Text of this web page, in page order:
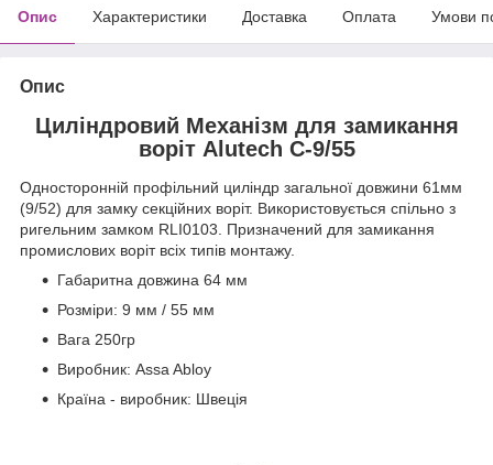
Опис Характеристики Доставка Оплата Умови
Опис
Циліндровий Механізм для замикання
воріт Alutech C-9/55
Односторонній профільний циліндр загальної довжини 61мм
(9/52) для замку секційних воріт. Використовується спільно з
ригельним замком RLI0103. Призначений для замикання
промислових воріт всіх типів монтажу.
Габаритна довжина 64 мм
Розміри: 9 мм / 55 мм
Вага 250гр
Виробник: Assa Abloy
Країна - виробник: Швеція